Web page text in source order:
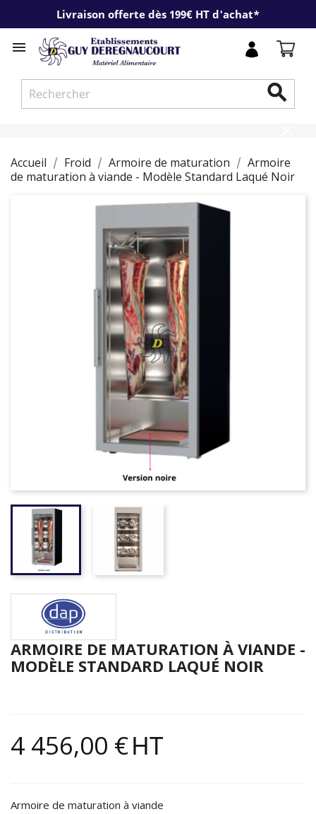
Livraison offerte dès 199€ HT d'achat*


Accueil Froid Armoire de maturation
Armoire
de maturation à viande - Modèle Standard Laqué Noir
ARMOIRE DE MATURATION À VIANDE -
MODÈLE STANDARD LAQUÉ NOIR
4 456,00 €HT
Armoire de maturation à viande